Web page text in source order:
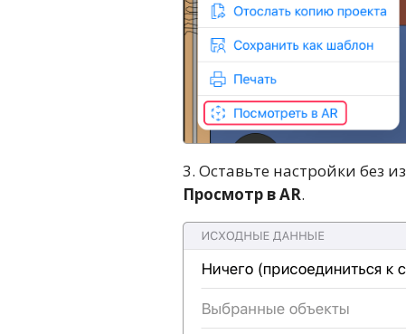
3. Оставьте настройки без
Просмотр в AR.